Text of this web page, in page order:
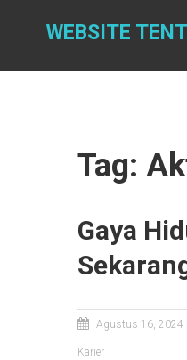
WEBSITE
Tag:
Gaya
Agustus 16, 2024
Karier